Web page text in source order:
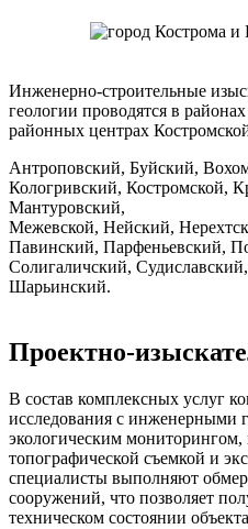
Инженерно-строительные
геологии проводятся в
районных центрах
Антроповский, Буйский,
Кологривский, Костромской,
Мантуровский,
Межевской, Нейский,
Павинский, Парфеньевский,
Солигаличский,
Шарьинский.
Проектно-
В состав комплексных услуг
исследования с инженерными
экологическим мониторингом,
топографической съемкой и
специалисты выполняют
сооружений, что позволяет
техническом состоянии